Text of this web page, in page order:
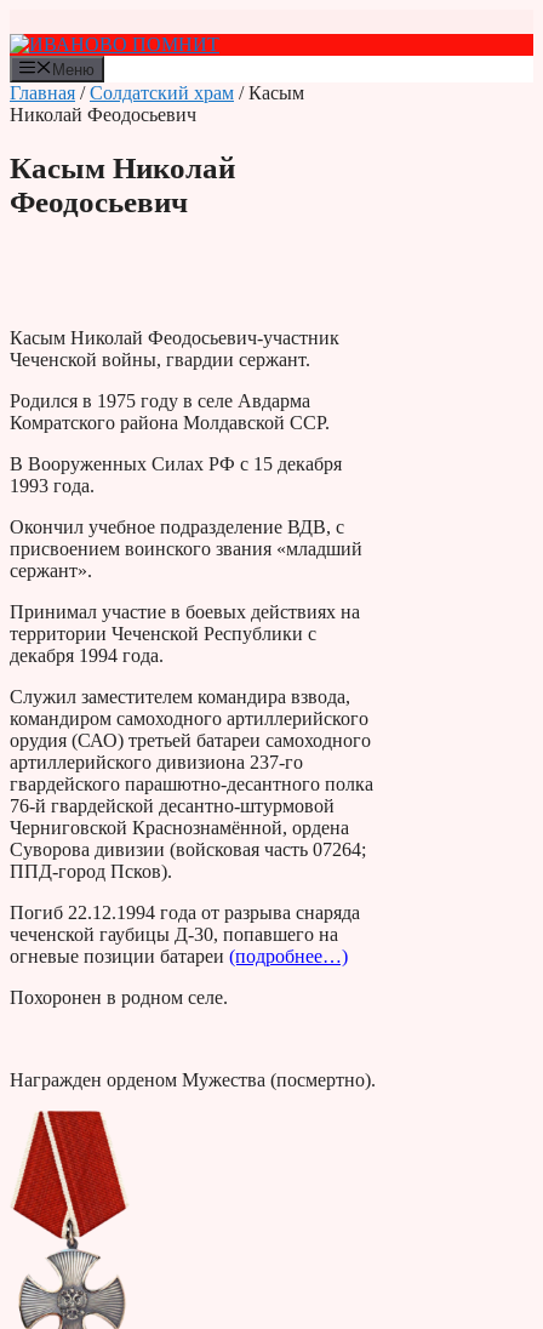
к
содержимому
Меню
Главная /Солдатский храм / Касым
Николай Феодосьевич
Касым Николай
Феодосьевич
Касым Николай Феодосьевич-участник
Чеченской войны, гвардии сержант.
Родился в 1975 году в селе Авдарма
Комратского района Молдавской ССР.
В Вооруженных Силах РФ с 15 декабря
1993 года.
Окончил учебное подразделение ВДВ, с
присвоением воинского звания «младший
сержант».
Принимал участие в боевых действиях на
территории Чеченской Республики с
декабря 1994 года.
Служил заместителем командира взвода,
командиром самоходного артиллерийского
орудия (САО) третьей батареи самоходного
артиллерийского дивизиона 237-го
гвардейского парашютно-десантного полка
76-й гвардейской десантно-штурмовой
Черниговской Краснознамённой, ордена
Суворова дивизии (войсковая часть 07264;
ППД-город Псков).
Погиб 22.12.1994 года от разрыва снаряда
чеченской гаубицы Д-30, попавшего на
огневые позиции батареи (подробнее…)
Похоронен в родном селе.
Награжден орденом Мужества (посмертно).